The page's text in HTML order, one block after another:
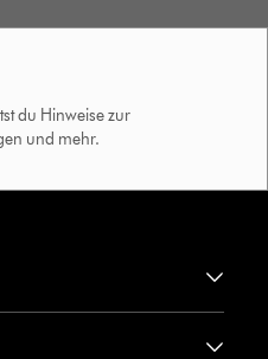
du Hinweise zur
und mehr.